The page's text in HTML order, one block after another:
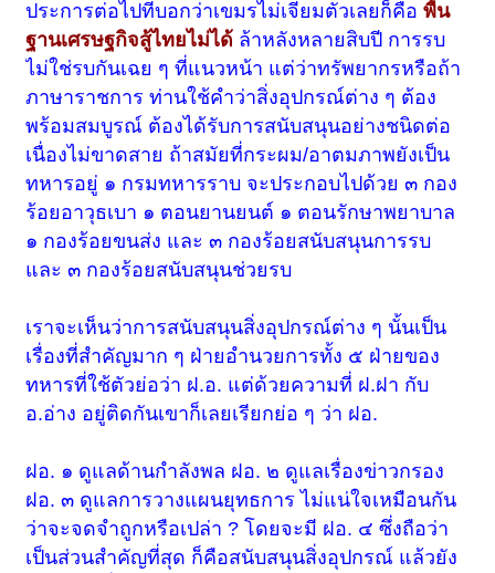
ประการต่อไปที่บอกว่าเขมรไม่เจียมตัวเลยก็คือพื้น
ฐานเศรษฐกิจสู้ไทยไม่ได้ ล้าหลังหลายสิบปี การรบ
ไม่ใช่รบกันเฉย ๆ ที่แนวหน้า แต่ว่าทรัพยากรหรือถ้า
ภาษาราชการ ท่านใช้คำว่าสิ่งอุปกรณ์ต่าง ๆ ต้อง
พร้อมสมบูรณ์ ต้องได้รับการสนับสนุนอย่างชนิดต่อ
เนื่องไม่ขาดสาย ถ้าสมัยที่กระผม/อาตมภาพยังเป็น
ทหารอยู่ ๑ กรมทหารราบ จะประกอบไปด้วย ๓ กอง
ร้อยอาวุธเบา ๑ ตอนยานยนต์ ๑ ตอนรักษาพยาบาล
๑ กองร้อยขนส่ง และ ๓ กองร้อยสนับสนุนการรบ
และ ๓ กองร้อยสนับสนุนช่วยรบ
เราจะเห็นว่าการสนับสนุนสิ่งอุปกรณ์ต่าง ๆ นั้นเป็น
เรื่องที่สำคัญมาก ๆ ฝ่ายอำนวยการทั้ง ๕ ฝ่ายของ
ทหารที่ใช้ตัวย่อว่า ฝ.อ. แต่ด้วยความที่ ฝ.ฝา กับ
อ.อ่าง อยู่ติดกันเขาก็เลยเรียกย่อ ๆ ว่า ฝอ.
ฝอ. ๑ ดูแลด้านกำลังพล ฝอ. ๒ ดูแลเรื่องข่าวกรอง
ฝอ. ๓ ดูแลการวางแผนยุทธการ ไม่แน่ใจเหมือนกัน
ว่าจะจดจำถูกหรือเปล่า ? โดยจะมี ฝอ. ๔ ซึ่งถือว่า
เป็นส่วนสำคัญที่สุด ก็คือสนับสนุนสิ่งอุปกรณ์ แล้วยัง